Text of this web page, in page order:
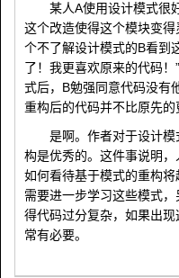
某人A使用设计模式很
这个改造使得这个模块变
个不了解设计模式的B看到
了！我更喜欢原来的代码
式后，B勉强同意代码没有
重构后的代码并不比原先的
是啊。作者对于设计
构是优秀的。这件事说明
如何看待基于模式的重构
需要进一步学习这些模式
得代码过分复杂，如果出
常有必要。